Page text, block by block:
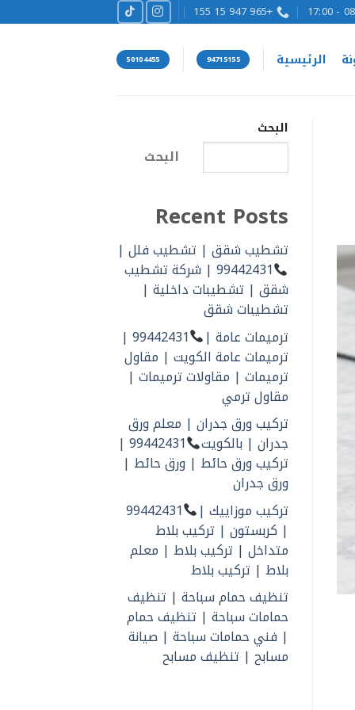
+965 947 15 155
الرئيسية 94715155
50104455
البحث
البحث
Recent Posts
تشطيب شقق | تشطيب فلل |
99442431 | شركة تشطيب
شقق | تشطيبات داخلية |
تشطيبات شقق
ترميمات عامة |
99442431 |
ترميمات عامة الكويت | مقاول
ترميمات | مقاولات ترميمات |
مقاول ترمي
تركيب ورق جدران | معلم ورق
جدران | بالكويت
99442431 |
تركيب ورق حائط | ورق حائط |
ورق جدران
تركيب موزاييك |
99442431
| كربستون | تركيب بلاط
متداخل | تركيب بلاط | معلم
بلاط | تركيب بلاط
تنظيف حمام سباحة | تنظيف
حمامات سباحة | تنظيف حمام
| فني حمامات سباحة | صيانة
مسابح | تنظيف مسابح